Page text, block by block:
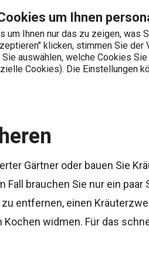
um Ihnen
um Ihnen nur das zu zeigen, was
klicken, stimmen Sie
Sie auswählen, welche Cookies
Cookies). Die Einstellungen
+436 703 082 960
Mo-Fr 08:00-16:00
Gärtner oder bauen Sie
Fall brauchen Sie nur ein
entfernen, einen
Kochen widmen. Für das
und COSMO-Scheren -